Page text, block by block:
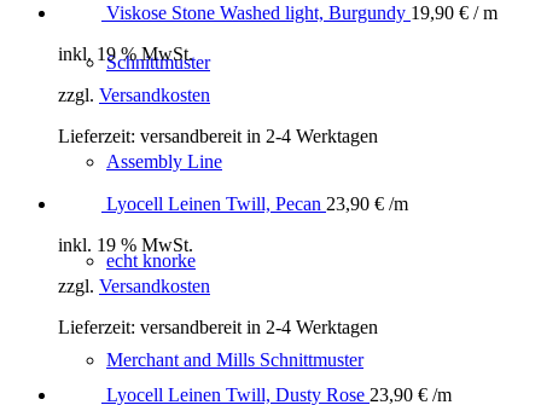
Schnittmuster
Assembly Line
echt knorke
Merchant and Mills Schnittmuster
Viskose Stone Washed light, Burgundy 19,90 € / m
inkl. 19 % MwSt.
zzgl. Versandkosten
Lieferzeit: versandbereit in 2-4 Werktagen
Lyocell Leinen Twill, Pecan 23,90 € /m
inkl. 19 % MwSt.
zzgl. Versandkosten
Lieferzeit: versandbereit in 2-4 Werktagen
Lyocell Leinen Twill, Dusty Rose 23,90 € /m